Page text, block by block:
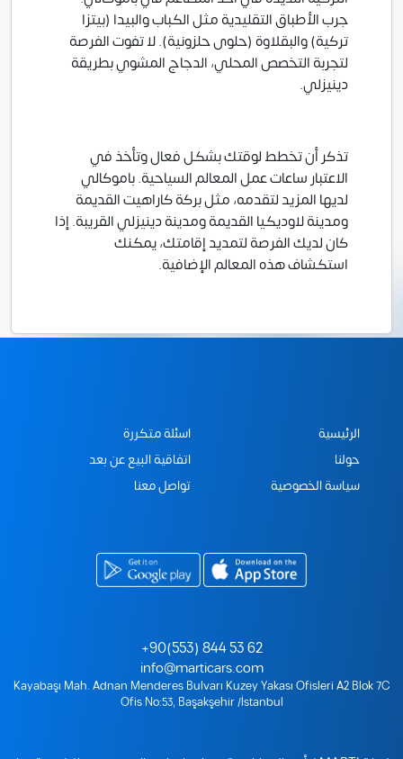
جرب الأطباق التقليدية مثل الكباب والبيدا (بيتزا
تركية) والبقلاوة (حلوى حلزونية). لا تفوت الفرصة
لتجربة التخصص المحلي، الدجاج المشوي بطريقة
دينيزلي.
تذكر أن تخطط لوقتك بشكل فعال وتأخذ في
الاعتبار ساعات عمل المعالم السياحية. باموكالي
لديها المزيد لتقدمه، مثل بركة كاراهيت القديمة
ومدينة لاوديكيا القديمة ومدينة دينيزلي القريبة. إذا
كان لديك الفرصة لتمديد إقامتك، يمكنك
استكشاف هذه المعالم الإضافية.
+90(553) 844 53 62
info@marticars.com
Kayabaşı Mah. Adnan Menderes Bulvarı Kuzey Yakası Ofisleri A2 Blok 7C
Ofis No:53, Başakşehir /İstanbul
الرئيسية
حولنا
سياسة الخصوصية
اسئلة متكررة
اتفاقية البيع عن بعد
تواصل معنا